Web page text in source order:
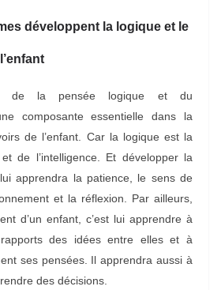
développent la logique et le
de la pensée logique et du
composante essentielle dans la
de l’enfant. Car la logique est la
de l’intelligence. Et développer la
apprendra la patience, le sens de
et la réflexion. Par ailleurs,
d’un enfant, c’est lui apprendre à
des idées entre elles et à
ses pensées. Il apprendra aussi à
des décisions.